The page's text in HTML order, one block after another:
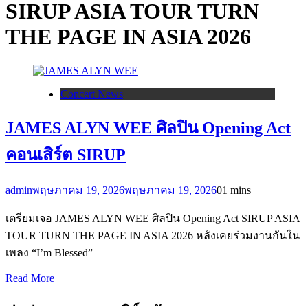
SIRUP ASIA TOUR TURN
THE PAGE IN ASIA 2026
Concert News
JAMES ALYN WEE ศิลปิน Opening Act
คอนเสิร์ต SIRUP
adminพฤษภาคม 19, 2026พฤษภาคม 19, 202601 mins
เตรียมเจอ JAMES ALYN WEE ศิลปิน Opening Act SIRUP ASIA
TOUR TURN THE PAGE IN ASIA 2026 หลังเคยร่วมงานกันใน
เพลง “I’m Blessed”
Read More